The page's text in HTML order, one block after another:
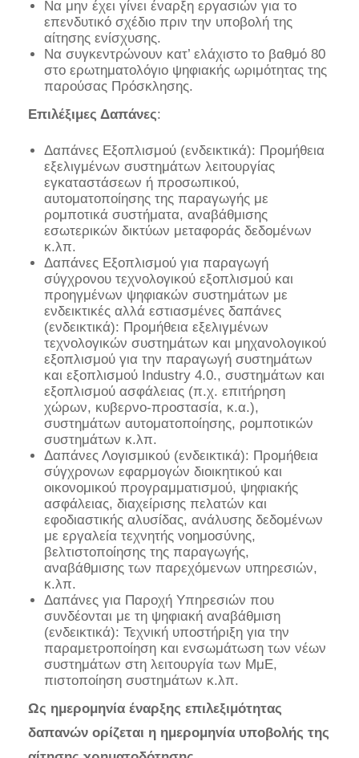
Να μην έχει γίνει έναρξη εργασιών για το
επενδυτικό σχέδιο πριν την υποβολή της
αίτησης ενίσχυσης.
Να συγκεντρώνουν κατ’ ελάχιστο το βαθμό 80
στο ερωτηματολόγιο ψηφιακής ωριμότητας της
παρούσας Πρόσκλησης.
Επιλέξιμες Δαπάνες:
Δαπάνες Εξοπλισμού (ενδεικτικά): Προμήθεια
εξελιγμένων συστημάτων λειτουργίας
εγκαταστάσεων ή προσωπικού,
αυτοματοποίησης της παραγωγής με
ρομποτικά συστήματα, αναβάθμισης
εσωτερικών δικτύων μεταφοράς δεδομένων
κ.λπ.
Δαπάνες Εξοπλισμού για παραγωγή
σύγχρονου τεχνολογικού εξοπλισμού και
προηγμένων ψηφιακών συστημάτων με
ενδεικτικές αλλά εστιασμένες δαπάνες
(ενδεικτικά): Προμήθεια εξελιγμένων
τεχνολογικών συστημάτων και μηχανολογικού
εξοπλισμού για την παραγωγή συστημάτων
και εξοπλισμού Industry 4.0., συστημάτων και
εξοπλισμού ασφάλειας (π.χ. επιτήρηση
χώρων, κυβερνο-προστασία, κ.α.),
συστημάτων αυτοματοποίησης, ρομποτικών
συστημάτων κ.λπ.
Δαπάνες Λογισμικού (ενδεικτικά): Προμήθεια
σύγχρονων εφαρμογών διοικητικού και
οικονομικού προγραμματισμού, ψηφιακής
ασφάλειας, διαχείρισης πελατών και
εφοδιαστικής αλυσίδας, ανάλυσης δεδομένων
με εργαλεία τεχνητής νοημοσύνης,
βελτιστοποίησης της παραγωγής,
αναβάθμισης των παρεχόμενων υπηρεσιών,
κ.λπ.
Δαπάνες για Παροχή Υπηρεσιών που
συνδέονται με τη ψηφιακή αναβάθμιση
(ενδεικτικά): Τεχνική υποστήριξη για την
παραμετροποίηση και ενσωμάτωση των νέων
συστημάτων στη λειτουργία των ΜμΕ,
πιστοποίηση συστημάτων κ.λπ.
Ως ημερομηνία έναρξης επιλεξιμότητας
δαπανών ορίζεται η ημερομηνία υποβολής της